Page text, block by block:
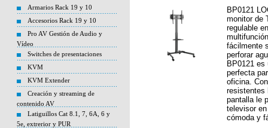
Armarios Rack 19 y 10
Accesorios Rack 19 y 10
Pro AV Gestión de Audio y
Vídeo
Switches de presentaciones
KVM
KVM Extender
Creación y streaming de
contenido AV
Latiguillos Cat 8.1, 7, 6A, 6 y
5e, extrerior y PUR
BP0121
monitor de
regulable
fácilmente
perforar
BP0121 es
perfecta
oficina.
resistentes
pantalla le
televisor
cómoda y